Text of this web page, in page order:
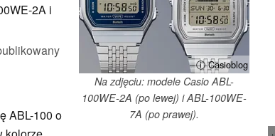
ⓘ Casioblog
Na zdjęciu: modele Casio ABL-
100WE-2A (po lewej) i ABL-100WE-
7A (po prawej).
2A i
ABL-100 o